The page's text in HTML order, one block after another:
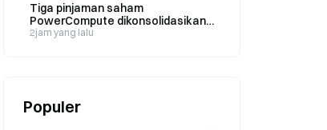
Tiga pinjaman saham
PowerCompute dikonsolidasikan
menjadi satu pinjaman senior
2jam yang lalu
Populer